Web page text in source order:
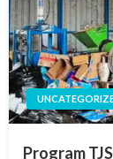
Program